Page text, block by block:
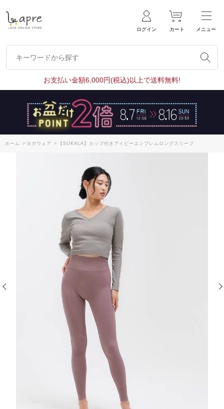
ログイン カート メニュー
キーワードから探す
キーワードから探す
お支払い金額6,000円(税込)以上で送料無料!
ホーム > ヨガウェア > 【SUKALA】カップ付きアイビーエンブレムロングスリーブ